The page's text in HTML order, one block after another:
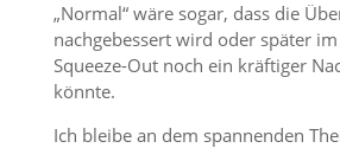
„Normal“ wäre sogar, dass die
nachgebessert wird oder später
Squeeze-Out noch ein kräftiger
könnte.
Ich bleibe an dem spannenden